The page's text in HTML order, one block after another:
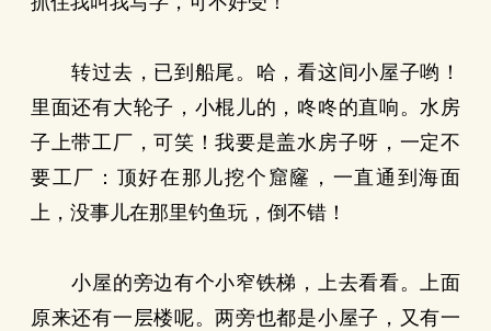
转过去，已到船尾。哈，看这间小屋子哟！
里面还有大轮子，小棍儿的，咚咚的直响。水房
子上带工厂，可笑！我要是盖水房子呀，一定不
要工厂：顶好在那儿挖个窟窿，一直通到海面
上，没事儿在那里钓鱼玩，倒不错！
小屋的旁边有个小窄铁梯，上去看看。上面
原来还有一层楼呢。两旁也都是小屋子，又有一